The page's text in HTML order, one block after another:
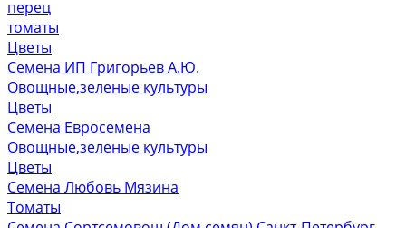
перец
томаты
Цветы
Семена ИП Григорьев А.Ю.
Овощные,зеленые культуры
Цветы
Семена Евросемена
Овощные,зеленые культуры
Цветы
Семена Любовь Мязина
Томаты